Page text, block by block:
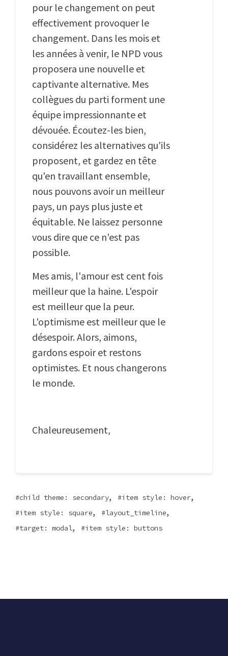
pour le changement on peut
effectivement provoquer le
changement. Dans les mois et
les années à venir, le NPD vous
proposera une nouvelle et
captivante alternative. Mes
collègues du parti forment une
équipe impressionnante et
dévouée. Écoutez-les bien,
considérez les alternatives qu'ils
proposent, et gardez en tête
qu'en travaillant ensemble,
nous pouvons avoir un meilleur
pays, un pays plus juste et
équitable. Ne laissez personne
vous dire que ce n'est pas
possible.
Mes amis, l'amour est cent fois
meilleur que la haine. L'espoir
est meilleur que la peur.
L'optimisme est meilleur que le
désespoir. Alors, aimons,
gardons espoir et restons
optimistes. Et nous changerons
le monde.
Chaleureusement,
child theme: secondary, item style: hover,
item style: square, layout_timeline,
target: modal, item style: buttons